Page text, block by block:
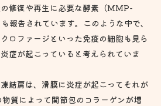
修復や再生に必要な酵素（MMP-
報告されています。このような中で、
ロファージといった免疫の細胞も見ら
症が起こっていると考えられていま
結肩は、滑膜に炎症が起こってそれが
質によって関節包のコラーゲンが増